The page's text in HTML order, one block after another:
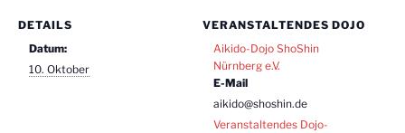
DETAILS
Datum:
10. Oktober
VERANSTALTENDES DOJO
Aikido-Dojo ShoShin
Nürnberg e.V.
E-Mail
aikido@shoshin.de
Veranstaltendes Dojo-